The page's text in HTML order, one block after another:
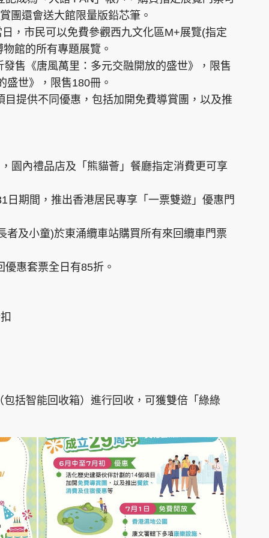
團還會送大館限量版鉛芯筆。
，市民可以免費參觀西九文化區M+展覽(指定
館的所有專題展覽。
售《唐風萬里：多元交融開放的盛世》，限售
盛世》，限售180冊。
提供不同優惠，包括加開免費導賞團，以及推
園內禮品店及「熊貓薈」餐廳指定消費更可享
日期間，推出香港居民專享「一票雙遊」優惠門
者及小童)於東涌纜車站購買所有來回纜車門票
惠套票全日有85折。
括智能回收箱）進行回收，可獲雙倍「綠綠